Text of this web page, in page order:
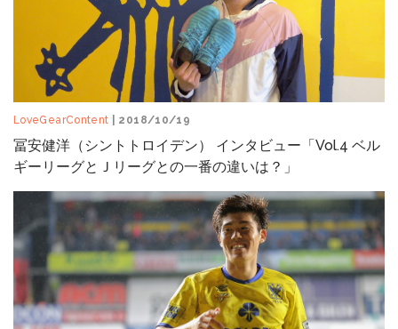
LoveGearContent | 2018/10/19
冨安健洋（シントトロイデン） インタビュー「Vol.4 ベル
ギーリーグとＪリーグとの一番の違いは？」